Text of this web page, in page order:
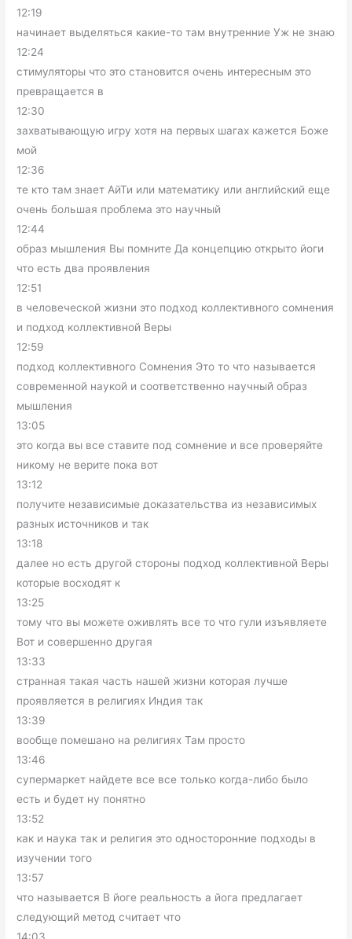
12:19
начинает выделяться какие-то там внутренние Уж не знаю
12:24
стимуляторы что это становится очень интересным это
превращается в
12:30
захватывающую игру хотя на первых шагах кажется Боже
мой
12:36
те кто там знает АйТи или математику или английский еще
очень большая проблема это научный
12:44
образ мышления Вы помните Да концепцию открыто йоги
что есть два проявления
12:51
в человеческой жизни это подход коллективного сомнения
и подход коллективной Веры
12:59
подход коллективного Сомнения Это то что называется
современной наукой и соответственно научный образ
мышления
13:05
это когда вы все ставите под сомнение и все проверяйте
никому не верите пока вот
13:12
получите независимые доказательства из независимых
разных источников и так
13:18
далее но есть другой стороны подход коллективной Веры
которые восходят к
13:25
тому что вы можете оживлять все то что гули изъявляете
Вот и совершенно другая
13:33
странная такая часть нашей жизни которая лучше
проявляется в религиях Индия так
13:39
вообще помешано на религиях Там просто
13:46
супермаркет найдете все все только когда-либо было
есть и будет ну понятно
13:52
как и наука так и религия это односторонние подходы в
изучении того
13:57
что называется В йоге реальность а йога предлагает
следующий метод считает что